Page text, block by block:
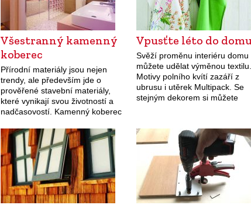
Všestranný kamenný
koberec
Přírodní materiály jsou nejen
trendy, ale především jde o
prověřené stavební materiály,
které vynikají svou životností a
nadčasovostí. Kamenný koberec
výhody kamene – vysokou
pevnost a odolnost. Můžete jej
položit i…
Vpusťte léto do
Svěží proměnu interiéru domu
můžete udělat výměnou textilu.
Motivy polního kvítí zazáří z
ubrusu i utěrek Multipack. Se
stejným dekorem si můžete
cena ubrusu je…